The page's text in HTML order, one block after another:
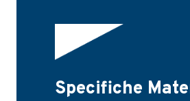
Specifiche